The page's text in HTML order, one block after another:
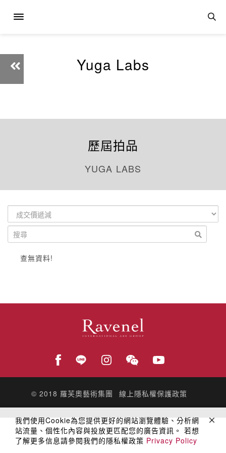
Yuga Labs
歷屆拍品
YUGA LABS
查無資料!
© 2018 羅芙奧藝術集團 線上隱私權保護政策
我們使用Cookie為您提供更好的網站瀏覽體驗、分析網
站流量、個性化內容與投放更匹配您的廣告資訊。 若想
了解更多信息請參閱我們的隱私權政策 Privacy Policy